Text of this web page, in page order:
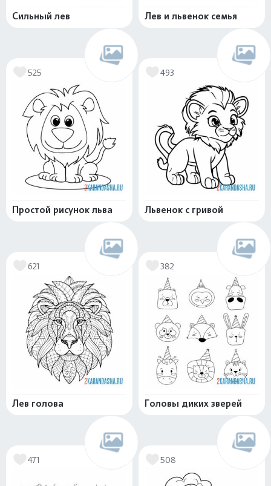
Сильный лев Лев и львенок семья
525
Простой рисунок льва
493
Львенок с гривой
621
Лев голова
382
Головы диких зверей
471 508